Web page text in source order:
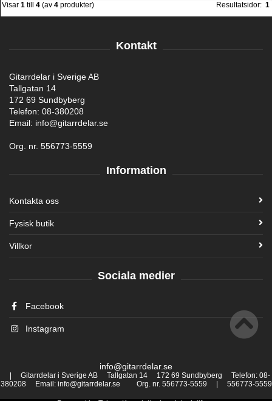
Visar 1 till 4 (av 4 produkter) Resultatsidor: 1
Kontakt
Gitarrdelar i Sverige AB
Tallgatan 14
172 69 Sundbyberg
Telefon: 08-380208
Email: info@gitarrdelar.se
Org. nr. 556773-5559
Information
Kontakta oss
Fysisk butik
Villkor
Sociala medier
Facebook
Instagram
info@gitarrdelar.se
| Gitarrdelar i Sverige AB Tallgatan 14 172 69 Sundbyberg Telefon: 08-
380208 Email: info@gitarrdelar.se Org. nr. 556773-5559 | 556773-5559